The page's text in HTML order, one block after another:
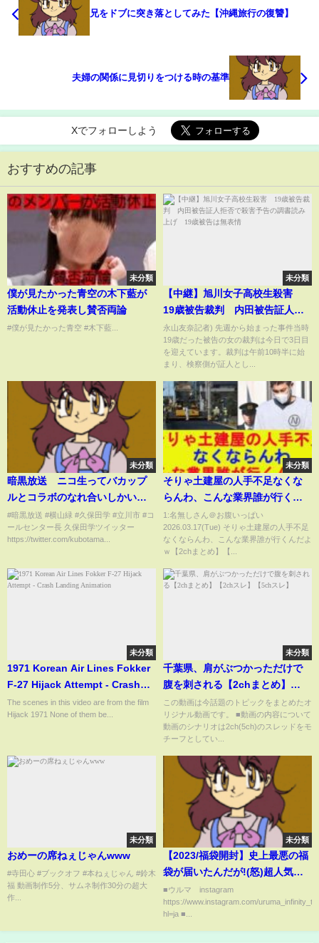
兄をドブに突き落としてみた【沖縄旅行の復讐】
夫婦の関係に見切りをつける時の基準
Xでフォローしよう
おすすめの記事
未分類
僕が見たかった青空の木下藍が
活動休止を発表し賛否両論
#僕が見たかった青空 #木下藍...
未分類
【中継】旭川女子高校生殺害
19歳被告裁判 内田被告証人拒
否で殺害予告の調書読み上げ
19歳被告は無表情
永山友奈記者) 先週から始まった事件当時
19歳だった被告の女の裁判は今日で3日目
を迎えています。裁判は午前10時半に始
まり、検察側が証人とし...
未分類
暗黒放送 ニコ生ってバカップ
ルとコラボのなれ合いしかいな
いの？ 放送 2022/7/19(火)
21:03開始
#暗黒放送 #横山緑 #久保田学 #立川市 #コ
ールセンター長 久保田学ツイッター
https://twitter.com/kubotama...
未分類
そりゃ土建屋の人手不足なくな
らんわ、こんな業界誰が行くん
だよｗ【2chまとめ】【2chス
レ】【5chスレ】【ゆっくり】
1:名無しさん＠お腹いっぱい
2026.03.17(Tue) そりゃ土建屋の人手不足
なくならんわ、こんな業界誰が行くんだよ
ｗ【2chまとめ】【...
未分類
1971 Korean Air Lines Fokker
F-27 Hijack Attempt - Crash
Landing Animation
The scenes in this video are from the film
Hijack 1971 None of them be...
未分類
千葉県、肩がぶつかっただけで
腹を刺される【2chまとめ】
【2chスレ】【5chスレ】
この動画は今話題のトピックをまとめたオ
リジナル動画です。 ■動画の内容について
動画のシナリオは2ch(5ch)のスレッドをモ
チーフとしてい...
未分類
おめーの席ねぇじゃん‪w‪w‪w
#寺田心 #ブックオフ #本ねぇじゃん #鈴木
福 動画制作5分、サムネ制作30分の超大
作...
未分類
【2023/福袋開封】史上最悪の福
袋が届いたんだが!(怒)超人気ブ
ランドアイテムをバイマで購入
したら絶句した…。これはあの
COACHを超えたわ。【カーハー
■ウルマ∞instagram
https://www.instagram.com/
hl=ja ■...